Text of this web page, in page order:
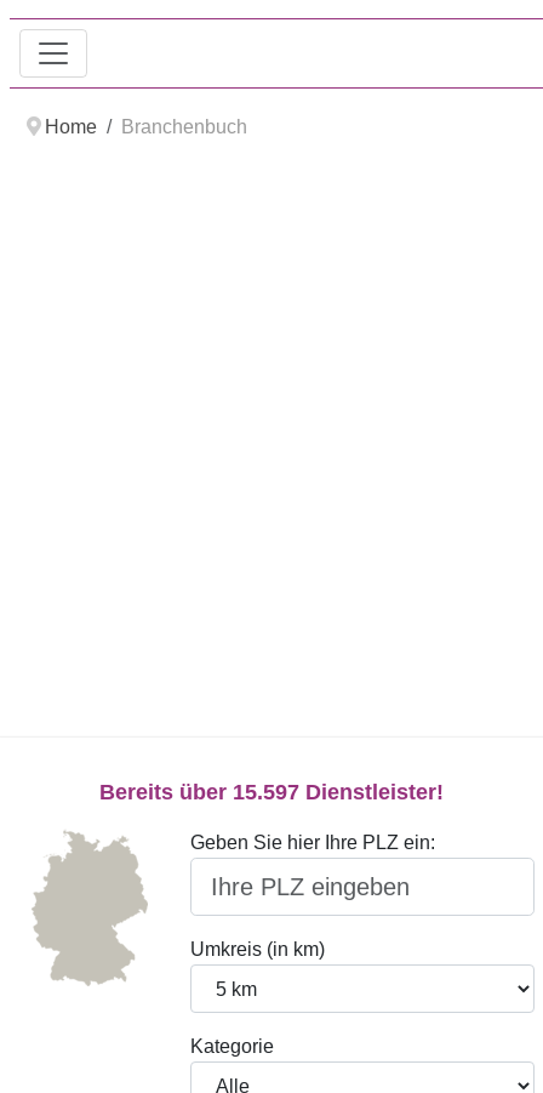
Home Branchenbuch
Bereits über 15.597 Dienstleister!
Geben Sie hier Ihre PLZ ein:
Umkreis (in km)
Kategorie